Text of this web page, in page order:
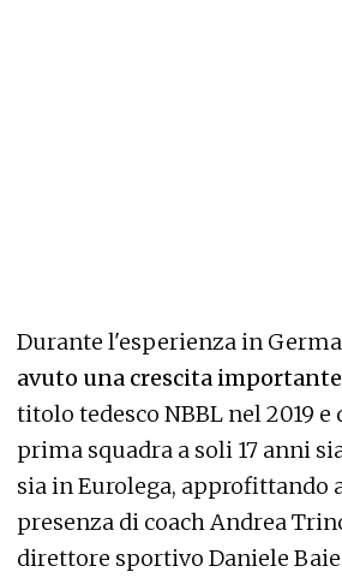
Durante l'esperienza in
avuto una crescita importante
titolo tedesco NBBL nel 2019
prima squadra a soli 17 anni
sia in Eurolega, approfittando
presenza di coach Andrea
direttore sportivo Daniele